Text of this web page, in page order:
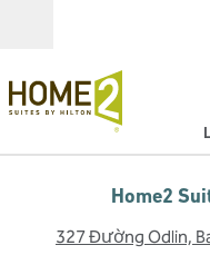
Home2
327 Đường Odlin,